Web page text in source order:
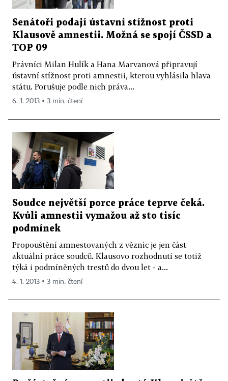
Senátoři podají ústavní stížnost proti
Klausově amnestii. Možná se spojí ČSSD a
TOP 09
Právníci Milan Hulík a Hana Marvanová připravují
ústavní stížnost proti amnestii, kterou vyhlásila hlava
státu. Porušuje podle nich práva...
6. 1. 2013 ▪ 3 min. čtení
Soudce největší porce práce teprve čeká.
Kvůli amnestii vymažou až sto tisíc
podmínek
Propouštění amnestovaných z věznic je jen část
aktuální práce soudců. Klausovo rozhodnutí se totiž
týká i podmíněných trestů do dvou let - a...
4. 1. 2013 ▪ 3 min. čtení